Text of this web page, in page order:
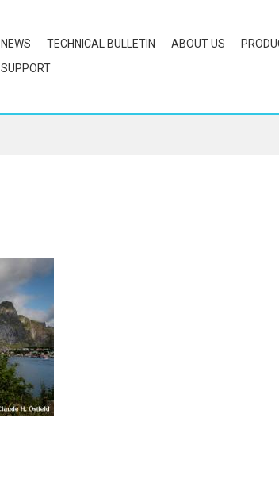
NEWS TECHNICAL BULLETIN ABOUT US
SUPPORT